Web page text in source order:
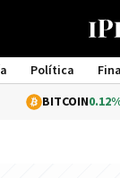
Política
0.12%$64,622.70